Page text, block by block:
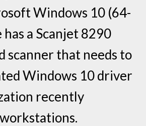
Windows 10 (64-
a Scanjet 8290
scanner that needs to
Windows 10 driver
recently